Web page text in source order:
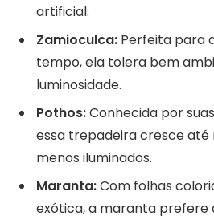
artificial.
Zamioculca: Perfeita para
tempo, ela tolera bem
luminosidade.
Pothos:Conhecida por
essa trepadeira cresce
menos iluminados.
Maranta:Com folhas
exótica, a maranta prefere